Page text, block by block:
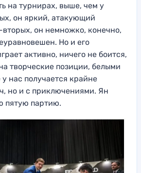
на турнирах, выше, чем у
он яркий, атакующий
он немножко, конечно,
Но и его
активно, ничего не боится,
творческие позиции, белыми
у нас получается крайне
но и с приключениями. Ян
пятую партию.